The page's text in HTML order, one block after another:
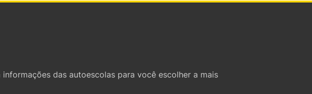
das autoescolas para você escolher a mais